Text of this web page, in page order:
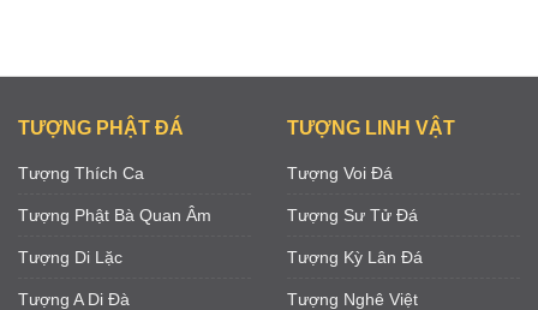
TƯỢNG PHẬT ĐÁ
Tượng Thích Ca
Tượng Phật Bà Quan Âm
Tượng Di Lặc
Tượng A Di Đà
TƯỢNG LINH VẬT
Tượng Voi Đá
Tượng Sư Tử Đá
Tượng Kỳ Lân Đá
Tượng Nghê Việt